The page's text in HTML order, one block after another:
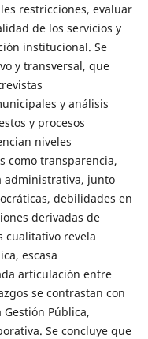
restricciones, evaluar
de los servicios y
institucional. Se
y transversal, que
y análisis
y procesos
niveles
como transparencia,
administrativa, junto
debilidades en
derivadas de
cualitativo revela
escasa
articulación entre
se contrastan con
Pública,
Se concluye que